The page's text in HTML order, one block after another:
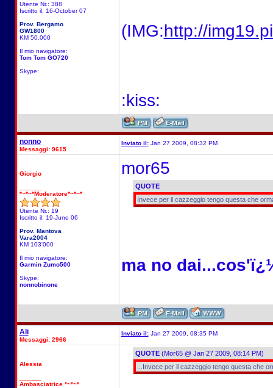
Utente Nr.: 388
Iscritto il: 16-October 07
Prov. Bergamo
GW1800
KM 50.000
Il mio navigatore:
Tom Tom GO720
Skype:
(IMG:http://
:kiss:
nonno
Messaggi: 9615
Inviato il:Jan 27 2009, 08:32 PM
Giorgio
*~*~*Moderatore*~*~*
Utente Nr.: 19
Iscritto il: 19-June 06
Prov. Mantova
Vara2004
KM 103'000
Il mio navigatore:
Garmin Zumo500
Skype:
nonnobinone
mor65
QUOTE
Invece per il cazzeggio tengo questa che
ma no
Ali
Messaggi: 2966
Inviato il:Jan 27 2009, 08:35 PM
Alessia
Ambasciatrice *~*~*
QUOTE(Mor65 @ Jan 27 2009, 08:14 PM)
...Invece per il cazzeggio tengo questa che